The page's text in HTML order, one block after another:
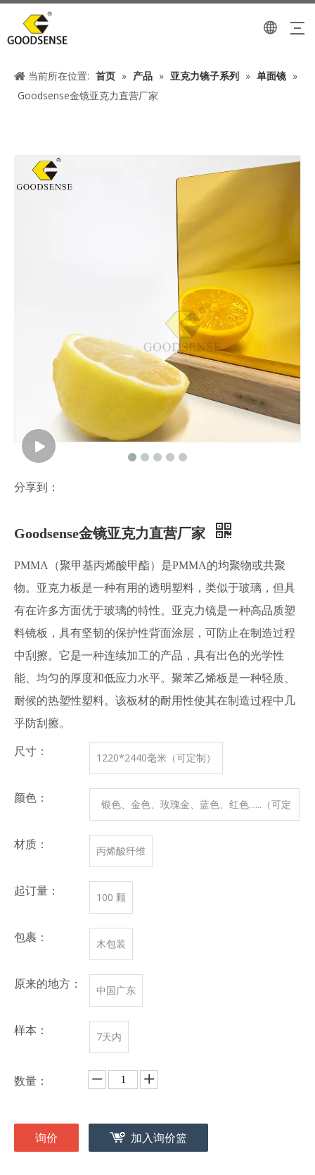
当前所在位置: 首页 » 产品 » 亚克力镜子系列 » 单面镜 »
Goodsense金镜亚克力直营厂家
分享到：
Goodsense金镜亚克力直营厂家
PMMA（聚甲基丙烯酸甲酯）是PMMA的均聚物或共聚
物。亚克力板是一种有用的透明塑料，类似于玻璃，但具
有在许多方面优于玻璃的特性。亚克力镜是一种高品质塑
料镜板，具有坚韧的保护性背面涂层，可防止在制造过程
中刮擦。它是一种连续加工的产品，具有出色的光学性
能、均匀的厚度和低应力水平。聚苯乙烯板是一种轻质、
耐候的热塑性塑料。该板材的耐用性使其在制造过程中几
乎防刮擦。
尺寸： 1220*2440毫米（可定制）
颜色：
银色、金色、玫瑰金、蓝色、红色......（可定
材质： 丙烯酸纤维
起订量： 100 颗
包裹： 木包装
原来的地方： 中国广东
样本： 7天内
数量：
询价 加入询价篮